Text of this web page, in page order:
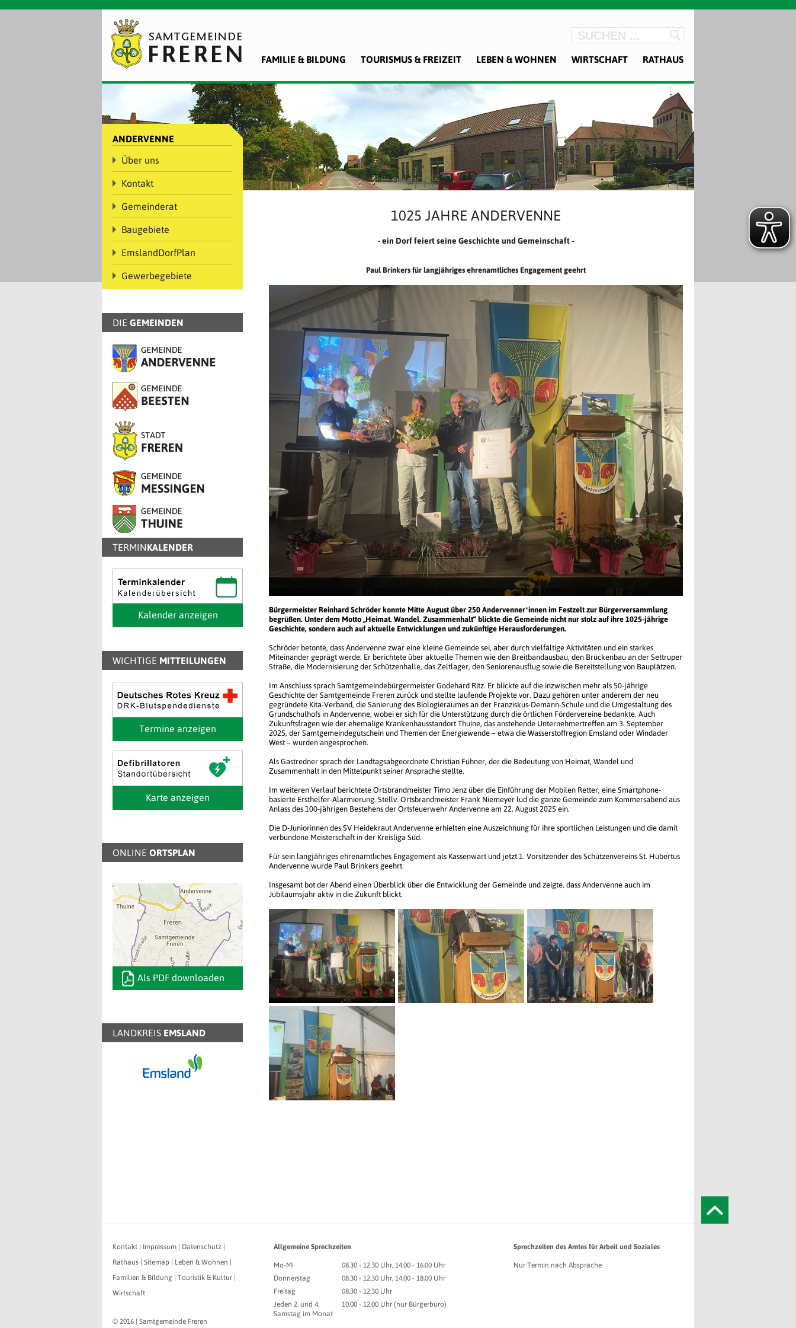
FAMILIE & BILDUNG TOURISMUS & FREIZEIT LEBEN & WOHNEN WIRTSCHAFT RATHAUS
ANDERVENNE
Über uns
Kontakt
Gemeinderat
Baugebiete
EmslandDorfPlan
Gewerbegebiete
DIE GEMEINDEN
TERMINKALENDER
Kalender anzeigen
WICHTIGE MITTEILUNGEN
Termine anzeigen
Karte anzeigen
ONLINE ORTSPLAN
Als PDF downloaden
LANDKREIS EMSLAND
1025 JAHRE ANDERVENNE
- ein Dorf feiert seine Geschichte und Gemeinschaft -
Paul Brinkers für langjähriges ehrenamtliches Engagement geehrt
Bürgermeister Reinhard Schröder konnte Mitte August über 250 Andervenner*innen im Festzelt zur Bürgerversammlung
begrüßen. Unter dem Motto „Heimat. Wandel. Zusammenhalt“ blickte die Gemeinde nicht nur stolz auf ihre 1025-jährige
Geschichte, sondern auch auf aktuelle Entwicklungen und zukünftige Herausforderungen.
Schröder betonte, dass Andervenne zwar eine kleine Gemeinde sei, aber durch vielfältige Aktivitäten und ein starkes
Miteinander geprägt werde. Er berichtete über aktuelle Themen wie den Breitbandausbau, den Brückenbau an der Settruper
Straße, die Modernisierung der Schützenhalle, das Zeltlager, den Seniorenausflug sowie die Bereitstellung von Bauplätzen.
Im Anschluss sprach Samtgemeindebürgermeister Godehard Ritz. Er blickte auf die inzwischen mehr als 50-jährige
Geschichte der Samtgemeinde Freren zurück und stellte laufende Projekte vor. Dazu gehören unter anderem der neu
gegründete Kita-Verband, die Sanierung des Biologieraumes an der Franziskus-Demann-Schule und die Umgestaltung des
Grundschulhofs in Andervenne, wobei er sich für die Unterstützung durch die örtlichen Fördervereine bedankte. Auch
Zukunftsfragen wie der ehemalige Krankenhausstandort Thuine, das anstehende Unternehmertreffen am 3. September
2025, der Samtgemeindegutschein und Themen der Energiewende – etwa die Wasserstoffregion Emsland oder Windader
West – wurden angesprochen.
Als Gastredner sprach der Landtagsabgeordnete Christian Fühner, der die Bedeutung von Heimat, Wandel und
Zusammenhalt in den Mittelpunkt seiner Ansprache stellte.
Im weiteren Verlauf berichtete Ortsbrandmeister Timo Jenz über die Einführung der Mobilen Retter, eine Smartphone-
basierte Ersthelfer-Alarmierung. Stellv. Ortsbrandmeister Frank Niemeyer lud die ganze Gemeinde zum Kommersabend aus
Anlass des 100-jährigen Bestehens der Ortsfeuerwehr Andervenne am 22. August 2025 ein.
Die D-Juniorinnen des SV Heidekraut Andervenne erhielten eine Auszeichnung für ihre sportlichen Leistungen und die damit
verbundene Meisterschaft in der Kreisliga Süd.
Für sein langjähriges ehrenamtliches Engagement als Kassenwart und jetzt 1. Vorsitzender des Schützenvereins St. Hubertus
Andervenne wurde Paul Brinkers geehrt.
Insgesamt bot der Abend einen Überblick über die Entwicklung der Gemeinde und zeigte, dass Andervenne auch im
Jubiläumsjahr aktiv in die Zukunft blickt.
Kontakt Impressum Datenschutz
Rathaus
Sitemap Leben & Wohnen
Familien & Bildung
Touristik & Kultur
Wirtschaft
© 2016 | Samtgemeinde Freren
Allgemeine Sprechzeiten
Mo-Mi
08.30 - 12.30 Uhr, 14.00 - 16.00 Uhr
Donnerstag
08.30 - 12.30 Uhr, 14.00 - 18.00 Uhr
Freitag
08.30 - 12.30 Uhr
Jeden 2. und 4.
Samstag im Monat
10.00 - 12.00 Uhr (nur Bürgerbüro)
Sprechzeiten des Amtes für Arbeit und Soziales
Nur Termin nach Absprache